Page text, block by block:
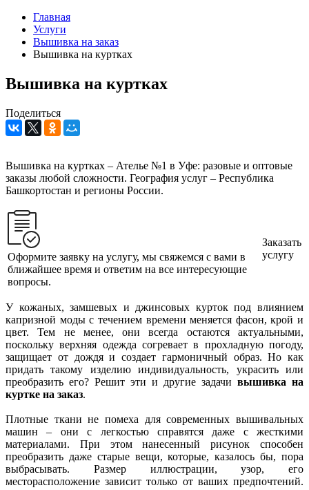
Главная
Услуги
Вышивка на заказ
Вышивка на куртках
Вышивка на куртках
Поделиться
Вышивка на куртках – Ателье №1 в Уфе: разовые и оптовые
заказы любой сложности. География услуг – Республика
Башкортостан и регионы России.
Оформите заявку на услугу, мы свяжемся с вами в
ближайшее время и ответим на все интересующие
вопросы.
Заказать
услугу
У кожаных, замшевых и джинсовых курток под влиянием
капризной моды с течением времени меняется фасон, крой и
цвет. Тем не менее, они всегда остаются актуальными,
поскольку верхняя одежда согревает в прохладную погоду,
защищает от дождя и создает гармоничный образ. Но как
придать такому изделию индивидуальность, украсить или
преобразить его? Решит эти и другие задачи вышивка на
куртке на заказ.
Плотные ткани не помеха для современных вышивальных
машин – они с легкостью справятся даже с жесткими
материалами. При этом нанесенный рисунок способен
преобразить даже старые вещи, которые, казалось бы, пора
выбрасывать. Размер иллюстрации, узор, его
месторасположение зависит только от ваших предпочтений.